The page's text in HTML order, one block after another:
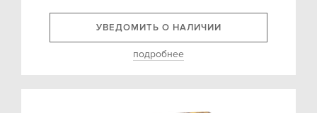
УВЕДОМИТЬ О НАЛИЧИИ
подробнее